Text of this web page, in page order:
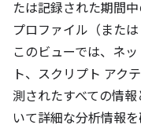
たは記録された期間
プロファイル（また
このビューでは、ネ
ト、スクリプト アク
測されたすべての情
いて詳細な分析情報